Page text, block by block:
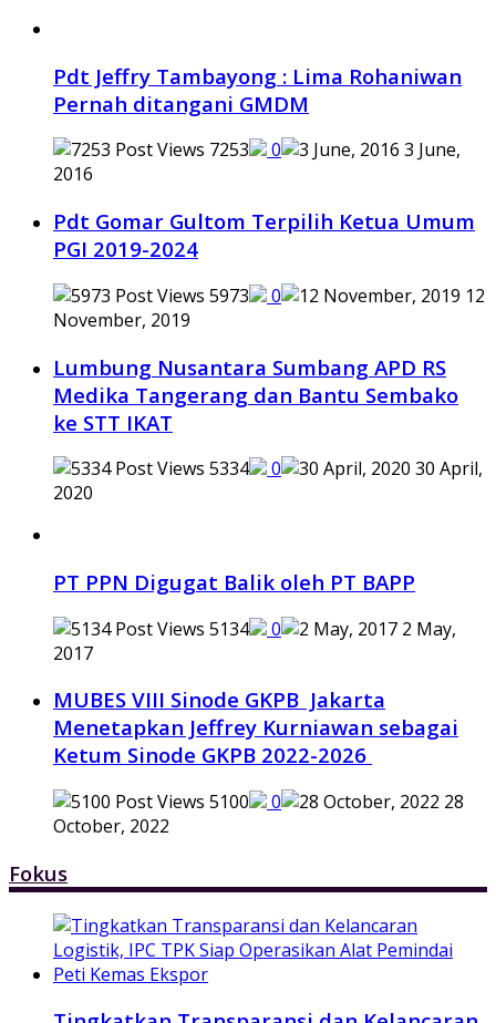
Pdt Jeffry Tambayong : Lima Rohaniwan
Pernah ditangani GMDM
7253 0
3 June,
2016
Pdt Gomar Gultom Terpilih Ketua Umum
PGI 2019-2024
5973 0
12
November, 2019
Lumbung Nusantara Sumbang APD RS
Medika Tangerang dan Bantu Sembako
ke STT IKAT
5334 0
30 April,
2020
PT PPN Digugat Balik oleh PT BAPP
5134 0
2 May,
2017
MUBES VIII Sinode GKPB Jakarta
Menetapkan Jeffrey Kurniawan sebagai
Ketum Sinode GKPB 2022-2026
5100 0
28
October, 2022
Fokus